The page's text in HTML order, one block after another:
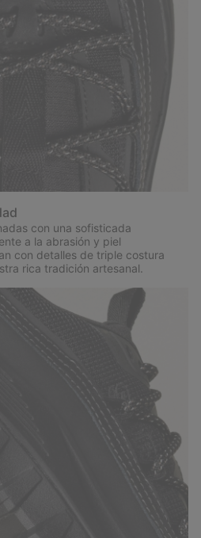
con una sofisticada
a la abrasión y piel
con detalles de triple costura
rica tradición artesanal.